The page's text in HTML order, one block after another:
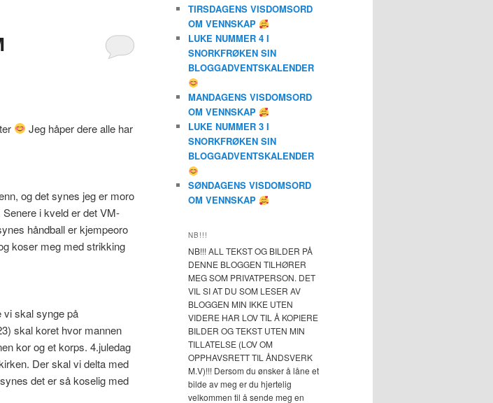
Jeg håper dere alle har
og det synes jeg er moro
i kveld er det VM-
håndball er kjempeoro
koser meg med strikking
vi skal synge på
skal koret hvor mannen
kor og et korps. 4.juledag
Der skal vi delta med
det er så koselig med
TIRSDAGENS VISDOMSORD
OM VENNSKAP
LUKE NUMMER 4 I
SNORKFRØKEN SIN
BLOGGADVENTSKALENDER
MANDAGENS VISDOMSORD
OM VENNSKAP
LUKE NUMMER 3 I
SNORKFRØKEN SIN
BLOGGADVENTSKALENDER
SØNDAGENS VISDOMSORD
OM VENNSKAP
NB!!!
NB!!! ALL TEKST OG BILDER PÅ
DENNE BLOGGEN TILHØRER
MEG SOM PRIVATPERSON. DET
VIL SI AT DU SOM LESER AV
BLOGGEN MIN IKKE UTEN
VIDERE HAR LOV TIL Å KOPIERE
BILDER OG TEKST UTEN MIN
TILLATELSE (LOV OM
OPPHAVSRETT TIL ÅNDSVERK
M.V)!!! Dersom du ønsker å låne et
bilde av meg er du hjertelig
velkommen til å sende meg en